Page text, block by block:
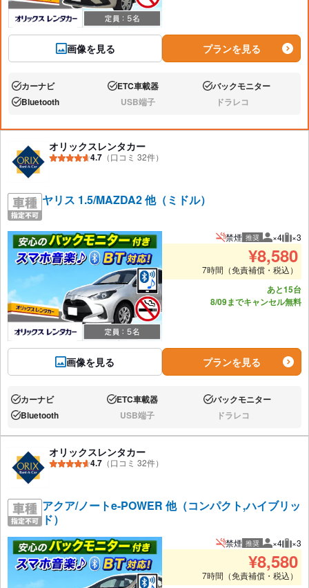
画像を見る プランを見る
あり:カーナビ あり:ETC車載器 あり:バックモニター
あり:Bluetooth なし:USB端子 なし:ドラレコ
オリックスレンタカー
4.7 （口コミ 32件）
ヤリス 1.5/MAZDA2 他（ミドル）
画像を見る
禁煙 推奨 推奨人数
×4 推
×3
¥8,580
7時間（免責補償・税込）
あと15台
8/09までキャンセル無料
プランを見る
あり:カーナビ あり:ETC車載器 あり:バックモニター
あり:Bluetooth なし:USB端子 なし:ドラレコ
オリックスレンタカー
4.7 （口コミ 32件）
アクア/ノートe-POWER 他（コンパクト,ハイブリッ
ド）
禁煙 推奨 推奨人数
×4 推
×3
¥8,580
7時間（免責補償・税込）